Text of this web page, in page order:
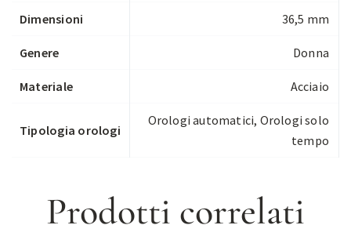
Dimensioni 36,5 mm
Genere Donna
Materiale Acciaio
Tipologia orologi
Orologi automatici, Orologi solo
tempo
Prodotti correlati